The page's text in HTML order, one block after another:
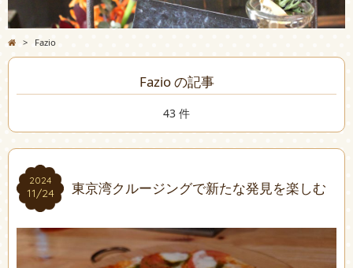
> Fazio
Fazio の記事
43 件
2024
11/24
2024
11/24 東京湾クルージングで新たな発見を楽しむ